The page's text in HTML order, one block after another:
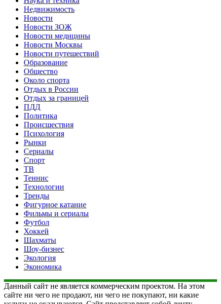
Недвижимость
Новости
Новости ЗОЖ
Новости медицины
Новости Москвы
Новости путешествий
Образование
Общество
Около спорта
Отдых в России
Отдых за границей
ПДД
Политика
Происшествия
Психология
Рынки
Сериалы
Спорт
ТВ
Теннис
Технологии
Тренды
Фигурное катание
Фильмы и сериалы
Футбол
Хоккей
Шахматы
Шоу-бизнес
Экология
Экономика
Данный сайт не является коммерческим проектом. На этом
сайте ни чего не продают, ни чего не покупают, ни какие